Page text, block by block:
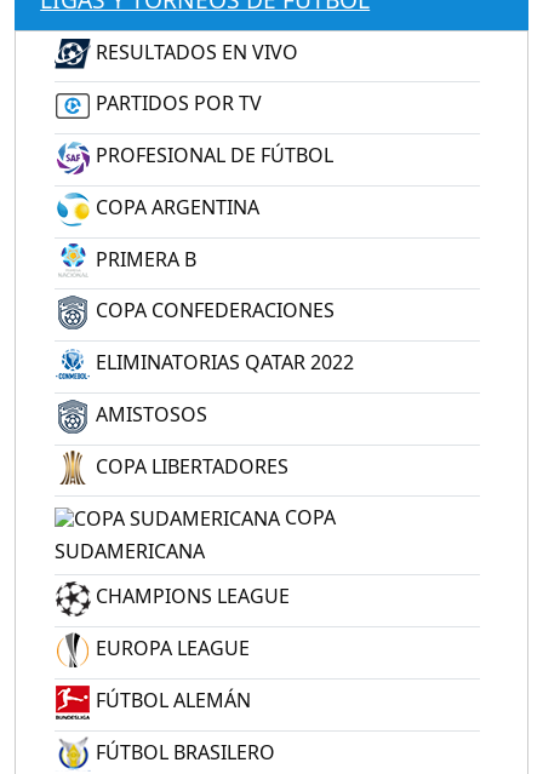
RESULTADOS EN VIVO
PARTIDOS POR TV
PROFESIONAL DE FÚTBOL
COPA ARGENTINA
PRIMERA B
COPA CONFEDERACIONES
ELIMINATORIAS QATAR 2022
AMISTOSOS
COPA LIBERTADORES
COPA
SUDAMERICANA
CHAMPIONS LEAGUE
EUROPA LEAGUE
FÚTBOL ALEMÁN
FÚTBOL BRASILERO